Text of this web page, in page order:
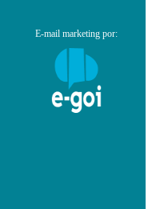
E-mail marketing por: